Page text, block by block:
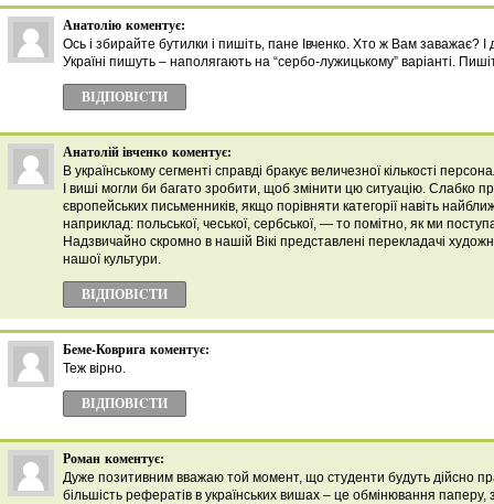
Анатолію коментує:
Ось і збирайте бутилки і пишіть, пане Івченко. Хто ж Вам заважає?
Україні пишуть – наполягають на “сербо-лужицькому” варіанті.
ВІДПОВІCТИ
Анатолій івченко коментує:
В українському сегменті справді бракує величезної кількості
І виші могли би багато зробити, щоб змінити цю ситуацію. Слабко
європейських письменників, якщо порівняти категорії навіть
наприклад: польської, чеської, сербської, — то помітно, як ми
Надзвичайно скромно в нашій Вікі представлені перекладачі
нашої культури.
ВІДПОВІCТИ
Беме-Коврига коментує:
Теж вірно.
ВІДПОВІCТИ
Роман коментує:
Дуже позитивним вважаю той момент, що студенти будуть дійсно
більшість рефератів в українських вишах – це обмінювання паперу,